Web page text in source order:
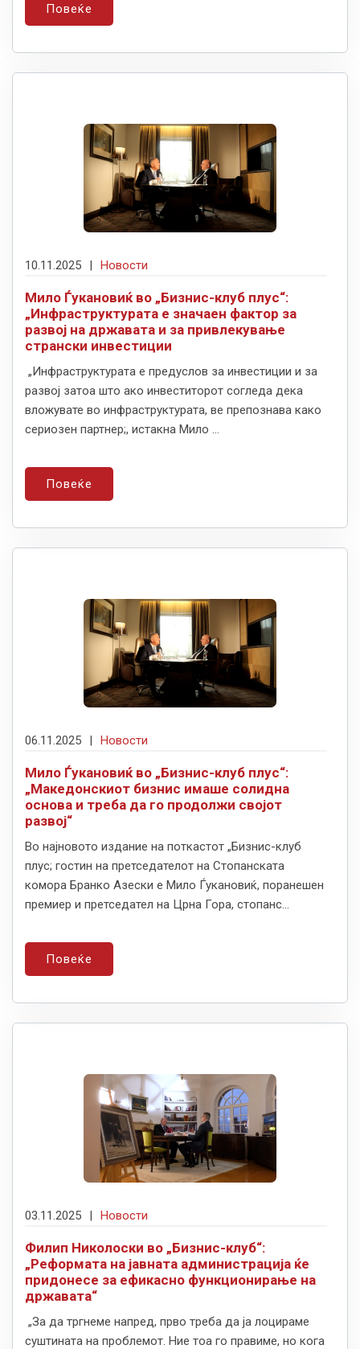
Повеќе
10.11.2025 | Новости
Мило Ѓукановиќ во „Бизнис-клуб плус“:
„Инфраструктурата е значаен фактор за
развој на државата и за привлекување
странски инвестиции
„Инфраструктурата е предуслов за инвестиции и за
развој затоа што ако инвеститорот согледа дека
вложувате во инфраструктурата, ве препознава како
сериозен партнер;, истакна Мило ...
Повеќе
06.11.2025 | Новости
Мило Ѓукановиќ во „Бизнис-клуб плус“:
„Македонскиот бизнис имаше солидна
основа и треба да го продолжи својот
развој“
Во најновото издание на поткастот „Бизнис-клуб
плус; гостин на претседателот на Стопанската
комора Бранко Азески е Мило Ѓукановиќ, поранешен
премиер и претседател на Црна Гора, стопанс...
Повеќе
03.11.2025 | Новости
Филип Николоски во „Бизнис-клуб“:
„Реформата на јавната администрација ќе
придонесе за ефикасно функционирање на
државата“
„За да тргнеме напред, прво треба да ја лоцираме
суштината на проблемот. Ние тоа го правиме, но кога